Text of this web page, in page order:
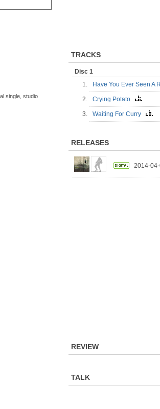
single, studio
TRACKS
Disc 1
1.
Have You Ever Seen A
2. Crying Potato
3. Waiting For Curry
RELEASES
2014-
REVIEW
TALK